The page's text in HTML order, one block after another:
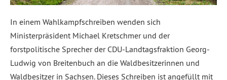
In einem Wahlkampfschreiben wenden sich
Ministerpräsident Michael Kretschmer und der
forstpolitische Sprecher der CDU-Landtagsfraktion Georg-
Ludwig von Breitenbuch an die Waldbesitzerinnen und
Waldbesitzer in Sachsen. Dieses Schreiben ist angefüllt mit